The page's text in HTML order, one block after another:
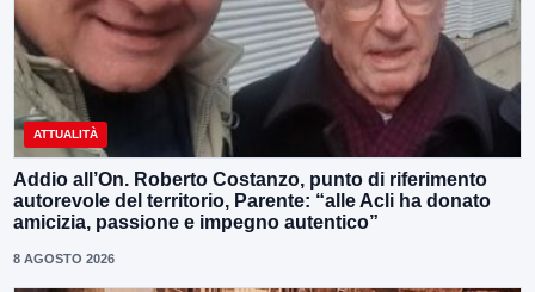
ATTUALITÀ
Addio all’On. Roberto Costanzo, punto di riferimento
autorevole del territorio, Parente: “alle Acli ha donato
amicizia, passione e impegno autentico”
8 AGOSTO 2026